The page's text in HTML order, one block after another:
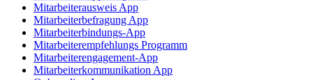
Mitarbeiterausweis App
Mitarbeiterbefragung App
Mitarbeiterbindungs-App
Mitarbeiterempfehlungs Programm
Mitarbeiterengagement-App
Mitarbeiterkommunikation App